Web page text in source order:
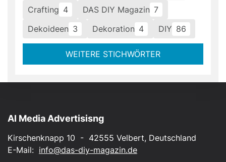
Crafting 4 DAS DIY Magazin 7
Dekoideen 3 Dekoration 4 DIY 86
WEITERE STICHWÖRTER
AI Media Advertisisng
Kirschenknapp 10 - 42555 Velbert, Deutschland
E-Mail: info@das-diy-magazin.de